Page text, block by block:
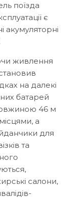
поїзда
є
акумуляторні
живлення
на далекі
батарей
46 м
а
для
та
салони,